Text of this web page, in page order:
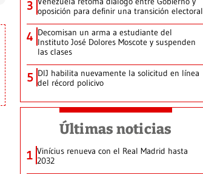
3 oposición para definir una transición electoral
4 Decomisan un arma a estudiante del
Instituto José Dolores Moscote y suspenden
las clases
5 DIJ habilita nuevamente la solicitud en línea
del récord policivo
Últimas noticias
1 Vinícius renueva con el Real Madrid hasta
2032